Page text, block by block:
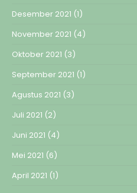
Desember 2021 (1)
November 2021 (4)
Oktober 2021 (3)
September 2021 (1)
Agustus 2021 (3)
Juli 2021 (2)
Juni 2021 (4)
Mei 2021 (6)
April 2021 (1)